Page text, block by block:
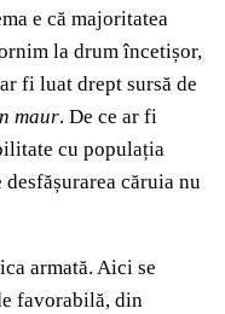
e că majoritatea
la drum încetișor,
fi luat drept sursă de
maur. De ce ar fi
cu populația
căruia nu
armată. Aici se
favorabilă, din